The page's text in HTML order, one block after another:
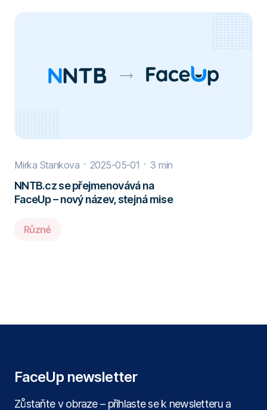
Mirka Stankova 2025-05-01 3 min
NNTB.cz se přejmenovává na
FaceUp – nový název, stejná mise
Různé
FaceUp newsletter
Zůstaňte v obraze – přihlaste se k newsletteru a